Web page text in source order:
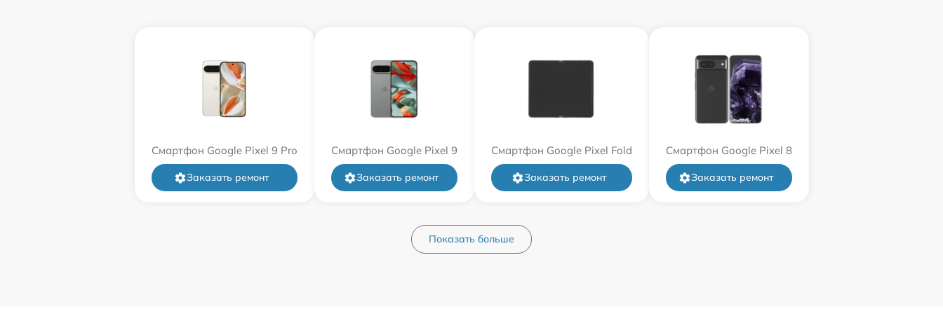
Смартфон Google Pixel 9 Pro
Заказать ремонт
Смартфон Google Pixel 9
Заказать ремонт
Смартфон Google Pixel Fold
Заказать ремонт
Смартфон Google Pixel 8
Заказать ремонт
Показать больше